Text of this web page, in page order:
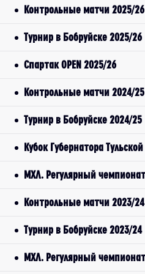
Контрольные матчи 2025/26
Турнир в Бобруйске 2025/26
Спартак OPEN 2025/26
Контрольные матчи 2024/25
Турнир в Бобруйске 2024/25
Кубок Губернатора
МХЛ. Регулярный
Контрольные матчи 2023/24
Турнир в Бобруйске 2023/24
МХЛ. Регулярный